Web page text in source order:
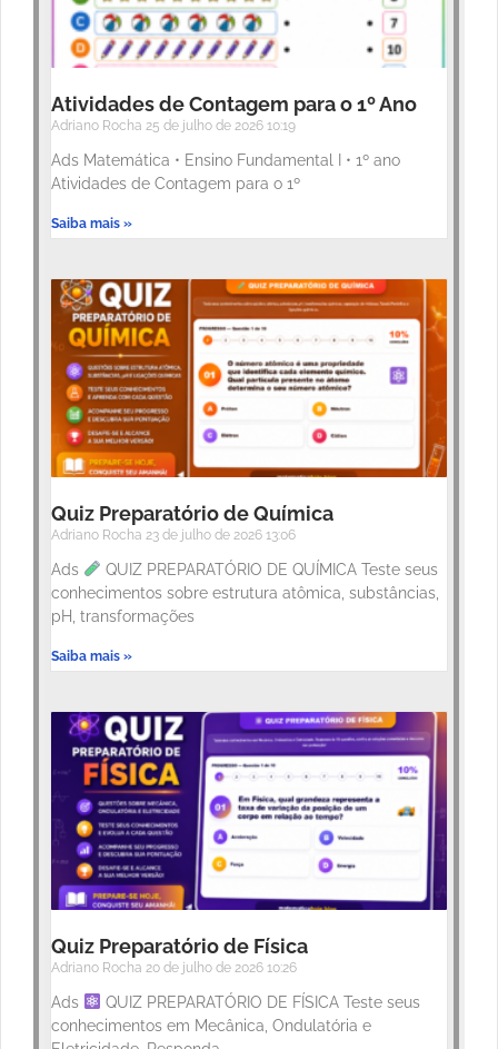
Atividades de Contagem para o 1º Ano
Adriano Rocha 25 de julho de 2026 10:19
Ads Matemática • Ensino Fundamental I • 1º ano
Atividades de Contagem para o 1º
Saiba mais »
Quiz Preparatório de Química
Adriano Rocha 23 de julho de 2026 13:06
Ads
QUIZ PREPARATÓRIO DE QUÍMICA Teste seus
conhecimentos sobre estrutura atômica, substâncias,
pH, transformações
Saiba mais »
Quiz Preparatório de Física
Adriano Rocha 20 de julho de 2026 10:26
Ads
QUIZ PREPARATÓRIO DE FÍSICA Teste seus
conhecimentos em Mecânica, Ondulatória e